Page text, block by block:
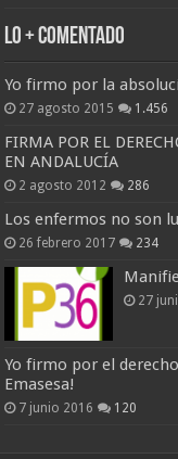
Lo + Comentado
Yo firmo por la
27 agosto 2015 1.456
FIRMA POR EL
EN ANDALUCÍA
2 agosto 2012 286
Los enfermos no son
26 febrero 2017 234
27
Yo firmo por el
Emasesa!
7 junio 2016 120